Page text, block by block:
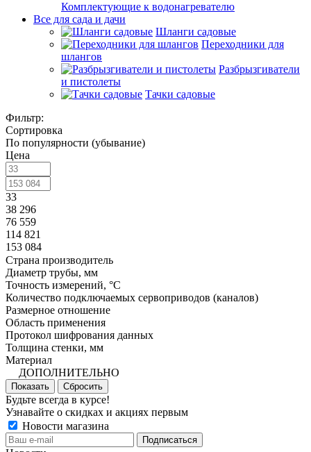
Комплектующие к водонагревателю
Все для сада и дачи
Шланги садовые
Переходники для
шлангов
Разбрызгиватели
и пистолеты
Тачки садовые
Фильтр:
Сортировка
По популярности (убывание)
Цена
33
38 296
76 559
114 821
153 084
Страна производитель
Диаметр трубы, мм
Точность измерений, °C
Количество подключаемых сервоприводов (каналов)
Размерное отношение
Область применения
Протокол шифрования данных
Толщина стенки, мм
Материал
ДОПОЛНИТЕЛЬНО
Показать Сбросить
Будьте всегда в курсе!
Узнавайте о скидках и акциях первым
Новости магазина